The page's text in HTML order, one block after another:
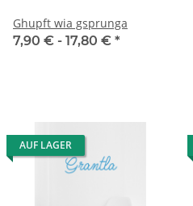
Ghupft wia gsprunga
7,90 € - 17,80 € *
AUF LAGER